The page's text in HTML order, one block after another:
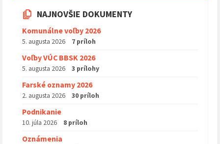
NAJNOVŠIE DOKUMENTY
Komunálne voľby 2026
5. augusta 2026 7 príloh
Voľby VÚC BBSK 2026
5. augusta 2026 3 prílohy
Farské oznamy 2026
2. augusta 2026 30 príloh
Podnikanie
10. júla 2026 8 príloh
Oznámenia